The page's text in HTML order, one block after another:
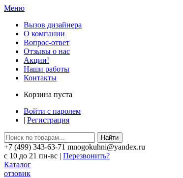
Меню
Вызов дизайнера
О компании
Вопрос-ответ
Отзывы о нас
Акции!
Наши работы
Контакты
Корзина пуста
Войти с паролем
| Регистрация
Найти
+7 (499) 343-63-71 mnogokuhni@yandex.ru
c 10 до 21 пн-вс | Перезвонить?
Каталог
отзовик